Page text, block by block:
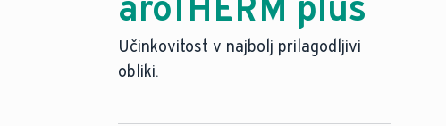
Učinkovitost v najbolj prilagodljivi
obliki.